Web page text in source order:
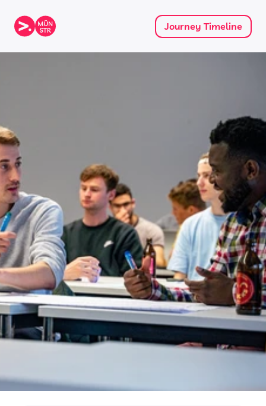
Journey Timeline
UX Design
Kreativität trifft auf
Funktionaliät
Und am Ende wird doch alles von Menschen
benutzt! Dieser Track konzentriert sich auf die
Grundprinzipien des benutzerzentrierten
Softwaredesigns und lehrt durch die Anwendung
iterativer Designzyklen, wie aus Problemen
konkrete Konzepte werden, die auf den Benutzer
zugeschnitten sind und für die Entwicklung
weitergegeben werden können.